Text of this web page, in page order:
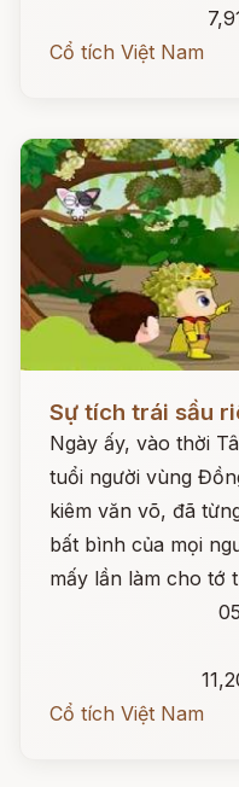
Cổ tích Việt Nam
Sự tích trái sầu
Ngày ấy, vào thời
tuổi người vùng
kiêm văn võ, đã
bất bình của mọi
mấy lần làm cho tớ
Cổ tích Việt Nam